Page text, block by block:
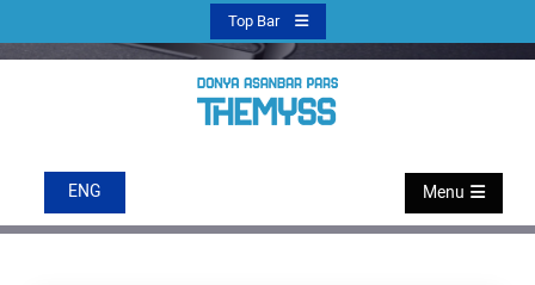
to
Top Bar
Menu
ENG
DSC